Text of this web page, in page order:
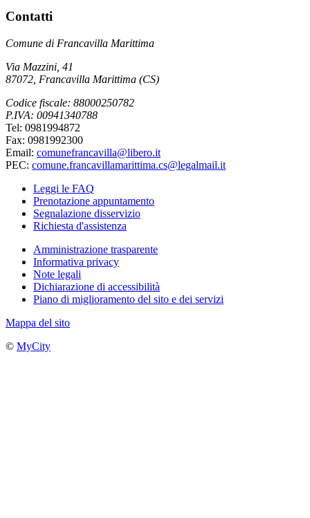
Contatti
Comune di Francavilla Marittima
Via Mazzini, 41
87072, Francavilla Marittima (CS)
Codice fiscale: 88000250782
P.IVA: 00941340788
Tel: 0981994872
Fax: 0981992300
Email: comunefrancavilla@libero.it
PEC: comune.francavillamarittima.cs@legalmail.it
Leggi le FAQ
Prenotazione appuntamento
Segnalazione disservizio
Richiesta d'assistenza
Amministrazione trasparente
Informativa privacy
Note legali
Dichiarazione di accessibilità
Piano di miglioramento del sito e dei servizi
Mappa del sito
© MyCity